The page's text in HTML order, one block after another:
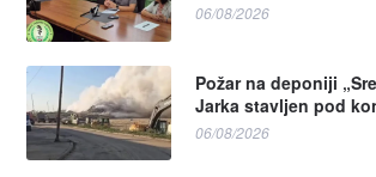
06/08/2026
Požar na deponiji
Jarka stavljen pod
06/08/2026